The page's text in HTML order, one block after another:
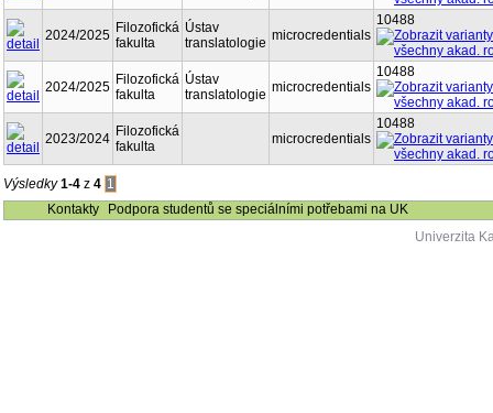
2024/2025 Filozofická
fakulta
Ústav
translatologie microcredentials
10488
2024/2025 Filozofická
fakulta
Ústav
translatologie microcredentials
10488
2023/2024 Filozofická
fakulta
microcredentials
10488
Výsledky1-4 z 4 1
Kontakty
Podpora studentů se speciálními potřebami na UK
Univerzita